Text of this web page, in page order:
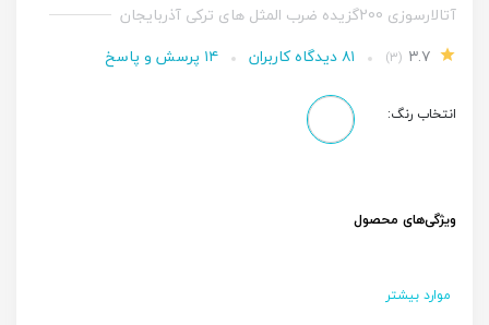
آتالارسوزی 200گزیده ضرب المثل های ترکی آذربایجان
(۳) ۸۱ دیدگاه کاربران ۱۴ پرسش و پاسخ
انتخاب رنگ:
ویژگی‌های محصول
موارد بیشتر